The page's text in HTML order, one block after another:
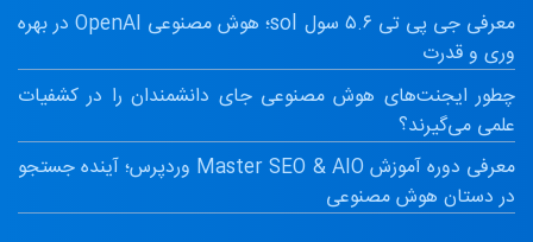
معرفی جی پی تی ۵.۶ سول sol؛ هوش مصنوعی OpenAI در بهره
وری و قدرت
چطور ایجنت‌های هوش مصنوعی جای دانشمندان را در کشفیات
علمی می‌گیرند؟
معرفی دوره آموزش Master SEO & AIO وردپرس؛ آینده جستجو
در دستان هوش مصنوعی